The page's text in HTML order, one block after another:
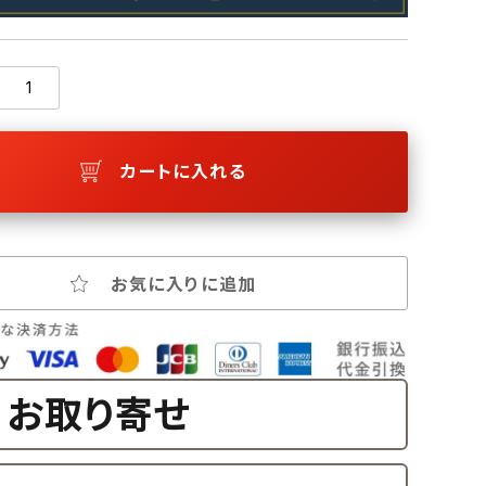
カートに入れる
お気に入りに追加
お取り寄せ